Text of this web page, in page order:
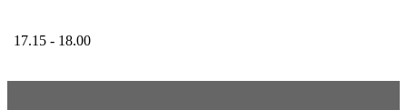
17.15 - 18.00